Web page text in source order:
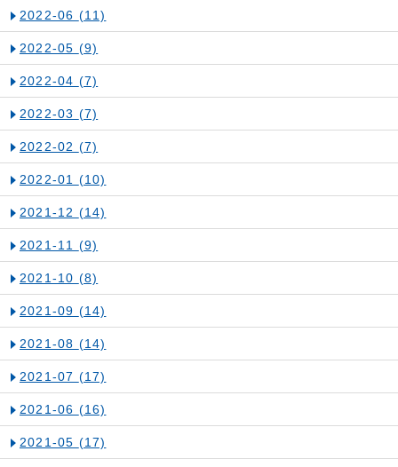
2022-06 (11)
2022-05 (9)
2022-04 (7)
2022-03 (7)
2022-02 (7)
2022-01 (10)
2021-12 (14)
2021-11 (9)
2021-10 (8)
2021-09 (14)
2021-08 (14)
2021-07 (17)
2021-06 (16)
2021-05 (17)